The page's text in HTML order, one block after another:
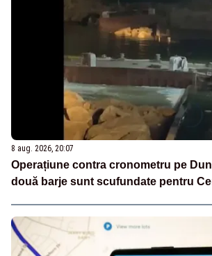
8 aug. 2026, 20:07
Operațiune contra cronometru pe
două barje sunt scufundate pentru